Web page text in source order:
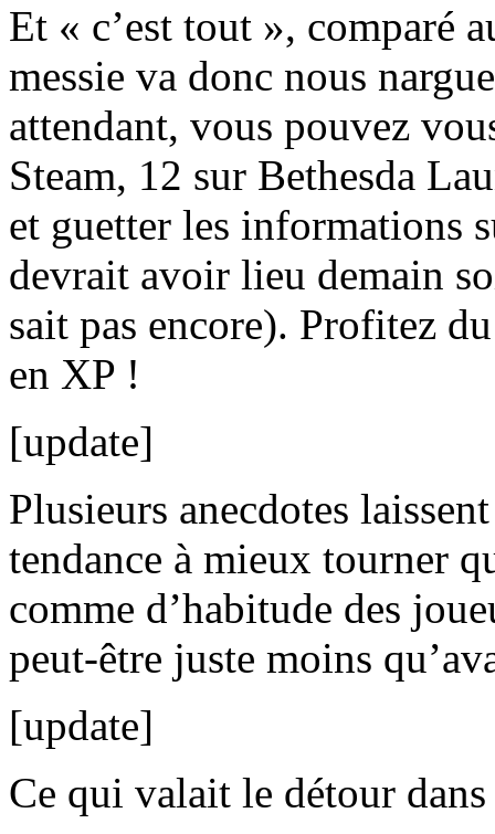
Et « c’est tout », comparé
messie va donc nous
attendant, vous pouvez
Steam, 12 sur Bethesda
et guetter les informations
devrait avoir lieu demain
sait pas encore). Profitez
en XP !
[update]
Plusieurs anecdotes
tendance à mieux tourner
comme d’habitude des
peut-être juste moins
[update]
Ce qui valait le détour